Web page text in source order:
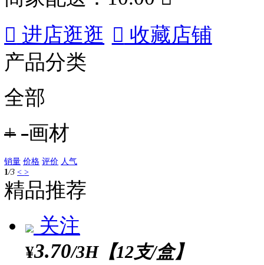
商家服务：10.00 
商家配送：10.00
进店逛逛
产品分类
全部
画材
价格 评价 人气
<>